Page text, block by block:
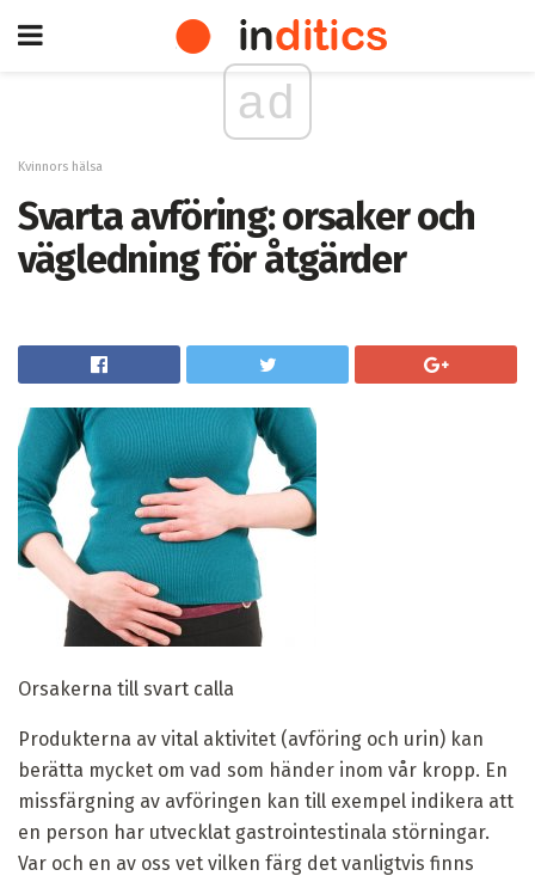
ad
Kvinnors hälsa
Svarta avföring: orsaker och
vägledning för åtgärder
Orsakerna till svart calla
Produkterna av vital aktivitet (avföring och urin) kan
berätta mycket om vad som händer inom vår kropp. En
missfärgning av avföringen kan till exempel indikera att
en person har utvecklat gastrointestinala störningar.
Var och en av oss vet vilken färg det vanligtvis finns